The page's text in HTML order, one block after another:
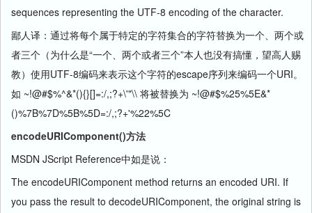
sequences representing the UTF-8 encoding of the character.
鄙人译：通过将每个属于特定的字符集合的字符替换为一个、两个或
者三个（为什么是“一个、两个或者三个”本人也没有搞懂，望高人赐
教）使用UTF-8编码来表示这个字符的escape序列来编码一个URI。
如 ~!@#$%^&*(){}[]=:/,;?+\'"\\ 将被替换为 ~!@#$%25%5E&*
()%7B%7D%5B%5D=:/,;?+'%22%5C
encodeURIComponent()方法
MSDN JScript Reference中如是说：
The encodeURIComponent method returns an encoded URI. If
you pass the result to decodeURIComponent, the original string is